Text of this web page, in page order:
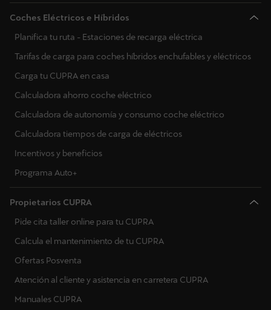
Coches Eléctricos e Híbridos
Planifica tu ruta - Estaciones de recarga eléctrica
Tarifas de carga para coches híbridos enchufables y eléctricos
Carga tu CUPRA en casa
Calculadora ahorro coche eléctrico
Calculadora de autonomía y consumo coche eléctrico
Calculadora tiempos de carga de eléctricos
Incentivos y beneficios
Programa Auto+
Propietarios CUPRA
Pide cita taller online para tu CUPRA
Calcula el mantenimiento de tu CUPRA
Ofertas Posventa
Atención al cliente y asistencia en carretera CUPRA
Manuales CUPRA